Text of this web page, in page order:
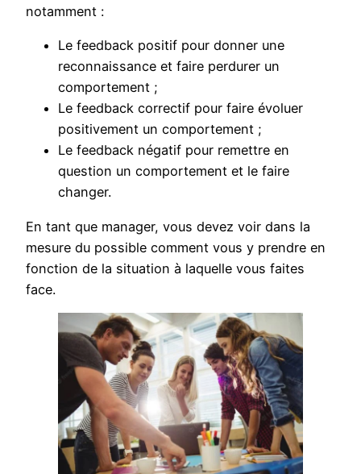
notamment :
Le feedback positif pour donner une
reconnaissance et faire perdurer un
comportement ;
Le feedback correctif pour faire évoluer
positivement un comportement ;
Le feedback négatif pour remettre en
question un comportement et le faire
changer.
En tant que manager, vous devez voir dans la
mesure du possible comment vous y prendre en
fonction de la situation à laquelle vous faites
face.